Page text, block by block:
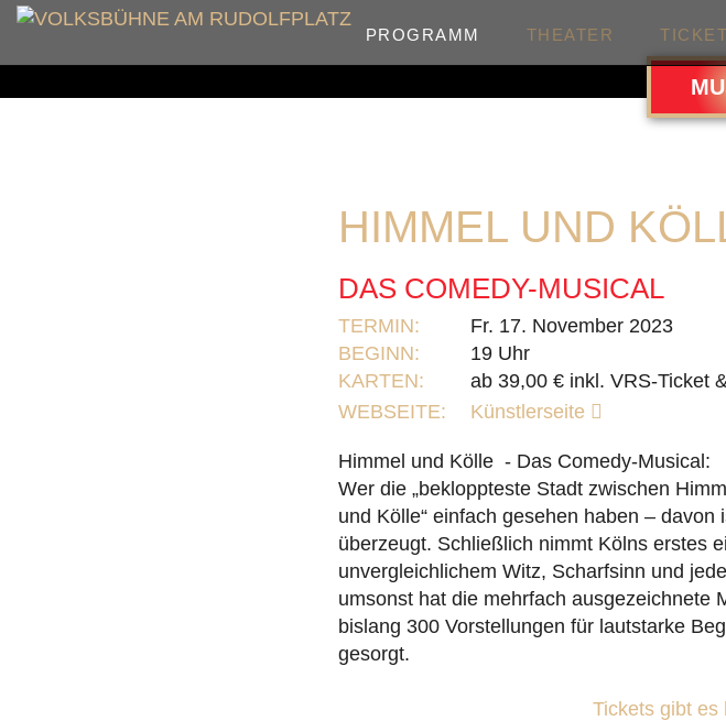
PROGRAMM THEATER
HIMMEL UND
DAS COMEDY-MUSICAL
TERMIN:
Fr. 17. November 2023
BEGINN:
19 Uhr
KARTEN:
ab 39,00 € inkl. VRS-Ticket
WEBSEITE:
Künstlerseite
Himmel und Kölle - Das Comedy-Musical:
Wer die „bekloppteste Stadt zwischen
und Kölle“ einfach gesehen haben –
überzeugt. Schließlich nimmt Kölns erstes
unvergleichlichem Witz, Scharfsinn und
umsonst hat die mehrfach ausgezeichnete
bislang 300 Vorstellungen für lautstarke
gesorgt.
Tickets gibt es